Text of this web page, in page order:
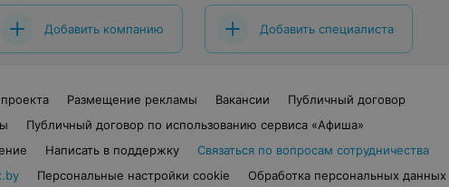
Добавить компанию Добавить специалиста
Размещение рекламы Вакансии
Публичный договор
Публичный договор по использованию сервиса «Афиша»
Написать в поддержку
Связаться по вопросам сотрудничества
Персональные настройки cookie Обработка персональных данных